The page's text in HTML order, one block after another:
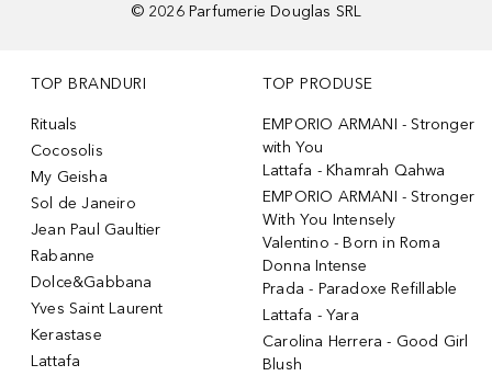
© 2026 Parfumerie Douglas SRL
TOP BRANDURI
Rituals
Cocosolis
My Geisha
Sol de Janeiro
Jean Paul Gaultier
Rabanne
Dolce&Gabbana
Yves Saint Laurent
Kerastase
Lattafa
TOP PRODUSE
EMPORIO ARMANI - Stronger
with You
Lattafa - Khamrah Qahwa
EMPORIO ARMANI - Stronger
With You Intensely
Valentino - Born in Roma
Donna Intense
Prada - Paradoxe Refillable
Lattafa - Yara
Carolina Herrera - Good Girl
Blush